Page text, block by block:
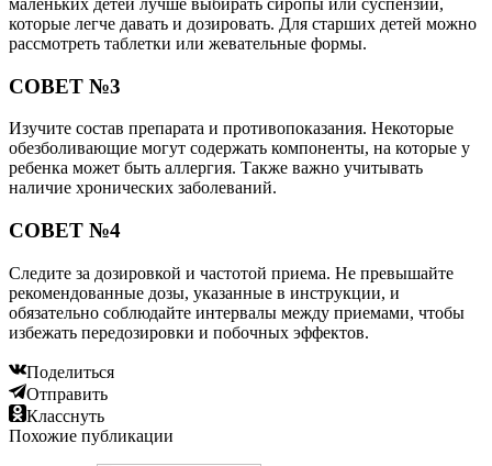
маленьких детей лучше выбирать сиропы или суспензии,
которые легче давать и дозировать. Для старших детей можно
рассмотреть таблетки или жевательные формы.
СОВЕТ №3
Изучите состав препарата и противопоказания. Некоторые
обезболивающие могут содержать компоненты, на которые у
ребенка может быть аллергия. Также важно учитывать
наличие хронических заболеваний.
СОВЕТ №4
Следите за дозировкой и частотой приема. Не превышайте
рекомендованные дозы, указанные в инструкции, и
обязательно соблюдайте интервалы между приемами, чтобы
избежать передозировки и побочных эффектов.
Поделиться
Отправить
Класснуть
Похожие публикации